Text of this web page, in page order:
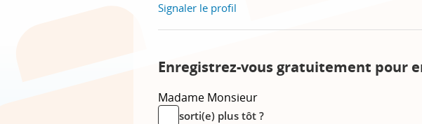
Signaler le profil
Enregistrez-vous gratuitement pour
Madame Monsieur
sorti(e) plus tôt ?